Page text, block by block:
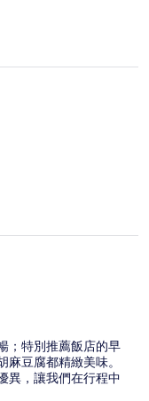
；特別推薦飯店的早
豆腐都精緻美味。
異，讓我們在行程中